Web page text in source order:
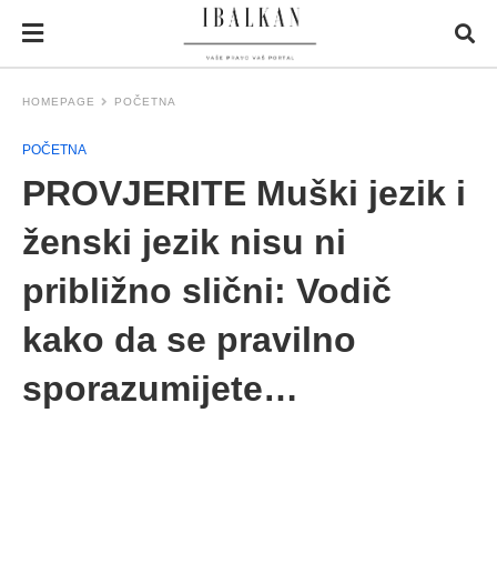
HOMEPAGE POČETNA
POČETNA
PROVJERITE Muški jezik i
ženski jezik nisu ni
približno slični: Vodič
kako da se pravilno
sporazumijete…